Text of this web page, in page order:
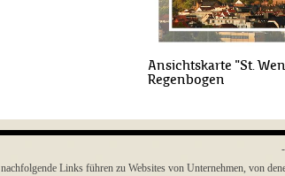
Ansichtskarte "St.
Regenbogen
Links führen zu Websites von Unternehmen, von